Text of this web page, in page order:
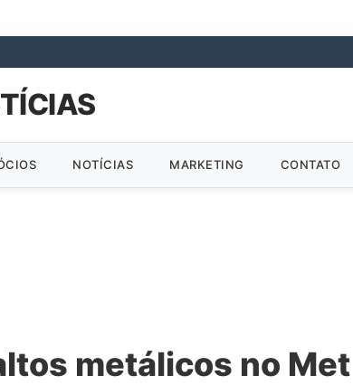
NOTÍCIAS MARKETING CONTATO
metálicos no